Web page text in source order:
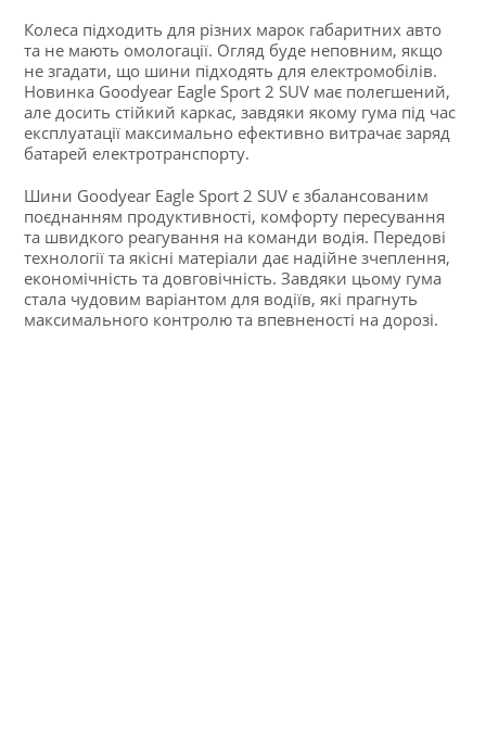
Колеса підходить для різних марок габаритних авто
та не мають омологації. Огляд буде неповним, якщо
не згадати, що шини підходять для електромобілів.
Новинка Goodyear Eagle Sport 2 SUV має полегшений,
але досить стійкий каркас, завдяки якому гума під час
експлуатації максимально ефективно витрачає заряд
батарей електротранспорту.
Шини Goodyear Eagle Sport 2 SUV є збалансованим
поєднанням продуктивності, комфорту пересування
та швидкого реагування на команди водія. Передові
технології та якісні матеріали дає надійне зчеплення,
економічність та довговічність. Завдяки цьому гума
стала чудовим варіантом для водіїв, які прагнуть
максимального контролю та впевненості на дорозі.